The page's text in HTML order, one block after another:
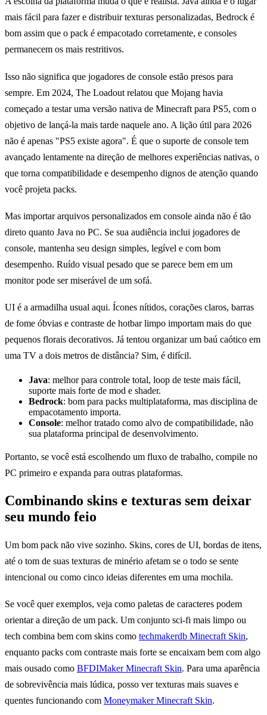
mais fácil para fazer e distribuir texturas personalizadas, Bedrock é
bom assim que o pack é empacotado corretamente, e consoles
permanecem os mais restritivos.
Isso não significa que jogadores de console estão presos para
sempre. Em 2024, The Loadout relatou que Mojang havia
começado a testar uma versão nativa de Minecraft para PS5, com o
objetivo de lançá-la mais tarde naquele ano. A lição útil para 2026
não é apenas "PS5 existe agora". É que o suporte de console tem
avançado lentamente na direção de melhores experiências nativas, o
que torna compatibilidade e desempenho dignos de atenção quando
você projeta packs.
Mas importar arquivos personalizados em console ainda não é tão
direto quanto Java no PC. Se sua audiência inclui jogadores de
console, mantenha seu design simples, legível e com bom
desempenho. Ruído visual pesado que se parece bem em um
monitor pode ser miserável de um sofá.
UI é a armadilha usual aqui. Ícones nítidos, corações claros, barras
de fome óbvias e contraste de hotbar limpo importam mais do que
pequenos florais decorativos. Já tentou organizar um baú caótico em
uma TV a dois metros de distância? Sim, é difícil.
Java: melhor para controle total, loop de teste mais fácil,
suporte mais forte de mod e shader.
Bedrock: bom para packs multiplataforma, mas disciplina de
empacotamento importa.
Console: melhor tratado como alvo de compatibilidade, não
sua plataforma principal de desenvolvimento.
Portanto, se você está escolhendo um fluxo de trabalho, compile no
PC primeiro e expanda para outras plataformas.
Combinando skins e texturas sem deixar
seu mundo feio
Um bom pack não vive sozinho. Skins, cores de UI, bordas de itens,
até o tom de suas texturas de minério afetam se o todo se sente
intencional ou como cinco ideias diferentes em uma mochila.
Se você quer exemplos, veja como paletas de caracteres podem
orientar a direção de um pack. Um conjunto sci-fi mais limpo ou
tech combina bem com skins como techmakerdb Minecraft Skin,
enquanto packs com contraste mais forte se encaixam bem com algo
mais ousado como BFDIMaker Minecraft Skin. Para uma aparência
de sobrevivência mais lúdica, posso ver texturas mais suaves e
quentes funcionando com Moneymaker Minecraft Skin.